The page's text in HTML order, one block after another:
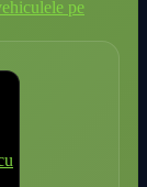
pe